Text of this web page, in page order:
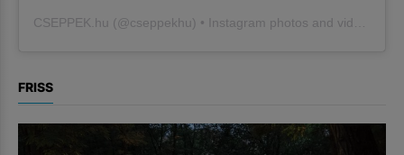
CSEPPEK.hu (@cseppekhu ) • Instagram photos and videos
FRISS